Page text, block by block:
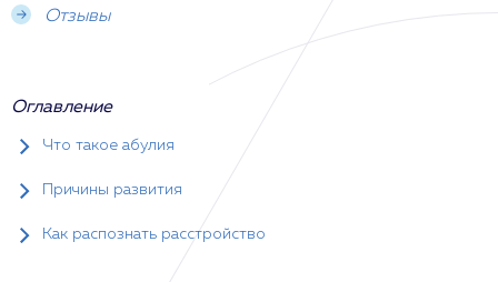
Отзывы
Оглавление
Что такое абулия
Причины развития
Как распознать расстройство